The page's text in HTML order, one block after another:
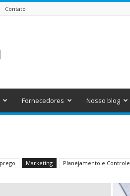
Contato
Fornecedores Nosso blog
Marketing Planejamento e Controle